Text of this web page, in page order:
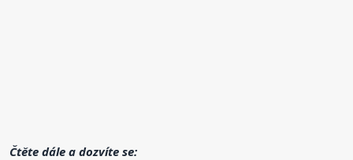
Čtěte dále a dozvíte se: